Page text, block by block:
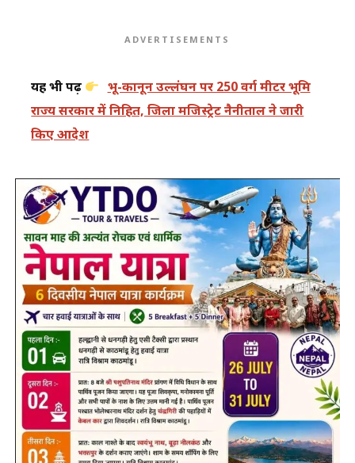
ADVERTISEMENTS
यह भी पढ़ें
भू-कानून उल्लंघन पर 250 वर्ग मीटर भूमि
राज्य सरकार में निहित, जिला मजिस्ट्रेट नैनीताल ने जारी
किए आदेश